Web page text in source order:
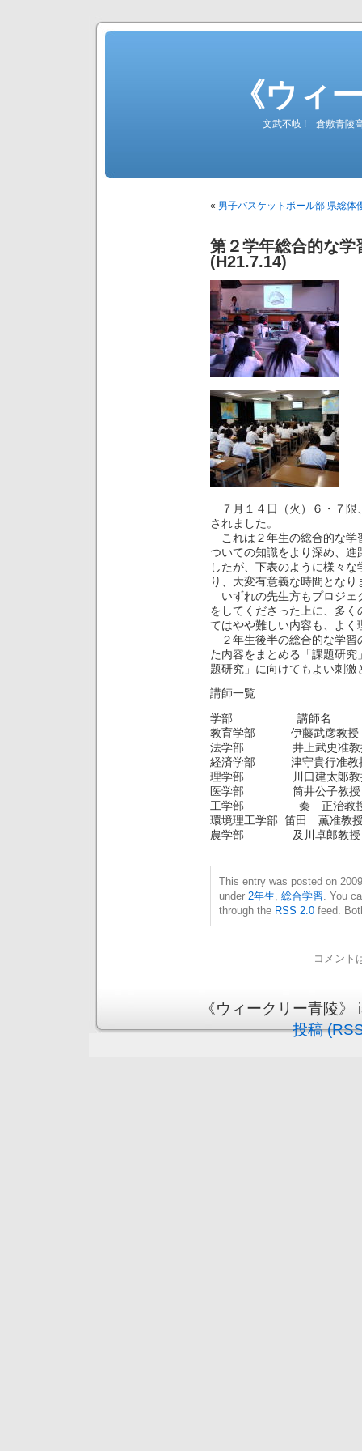
《ウィ
文武不岐 ! 倉敷青陵
« 男子バスケットボール部 県総体
第２学年総合的な
(H21.7.14)
７月１４日（火）６・７限
されました。
これは２年生の総合的な学
ついての知識をより深め、
したが、下表のように様々
り、大変有意義な時間となり
いずれの先生方もプロジェ
をしてくださった上に、多
てはやや難しい内容も、よ
２年生後半の総合的な学習
た内容をまとめる「課題研
題研究」に向けてもよい刺激
講師一覧
学部 講師名
教育学部 伊藤武彦教授
法学部 井上武史准教
経済学部 津守貴行准教
理学部 川口建太郞教
医学部 筒井公子教授
工学部 秦 正治教
環境理工学部 笛田 薫准教
農学部 及川卓郎教授
This entry was posted on
under 2年生 総合学習 . You
through the RSS 2.0 feed.
コメント
《ウィークリー青陵
投稿